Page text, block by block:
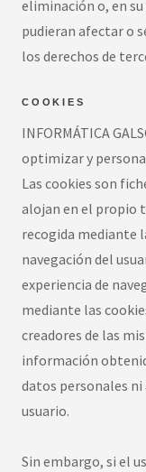
eliminación o, en
pudieran afectar o
los derechos de
COOKIES
INFORMÁTICA
optimizar y
Las cookies son
alojan en el propio
recogida mediante
navegación del
experiencia de
mediante las
creadores de las
información
datos personales
usuario.
Sin embargo, si el